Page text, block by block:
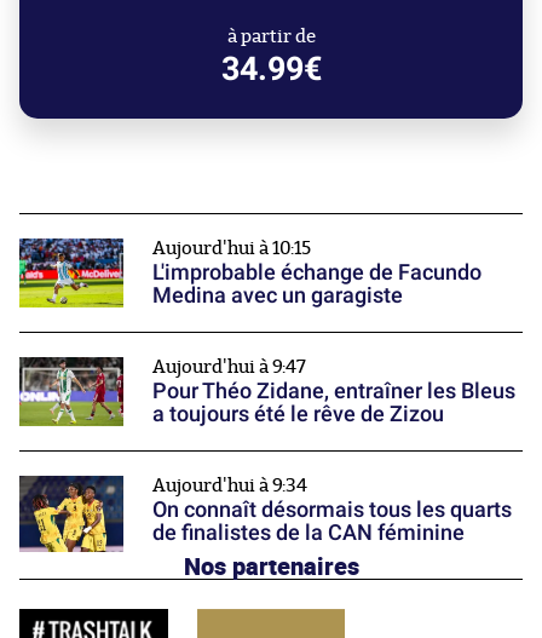
à partir de
34.99€
Aujourd'hui à 10:15
L'improbable échange de Facundo
Medina avec un garagiste
Aujourd'hui à 9:47
Pour Théo Zidane, entraîner les Bleus
a toujours été le rêve de Zizou
Aujourd'hui à 9:34
On connaît désormais tous les quarts
de finalistes de la CAN féminine
Nos partenaires